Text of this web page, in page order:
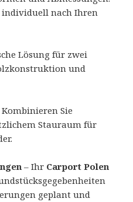
nach Ihren
Lösung für zwei
und
Kombinieren Sie
Stauraum für
– Ihr Carport Polen
geplant und